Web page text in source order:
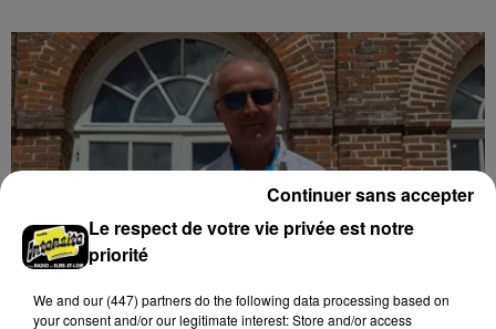
Stars'Terre 2026 : Philippe Palmieri dévoile
Le respect de votre vie privée est notre
priorité
We and our (447) partnersdo the following data processing based on
your consent and/or our legitimate interest: Store and/or access
Continuer sans accepter